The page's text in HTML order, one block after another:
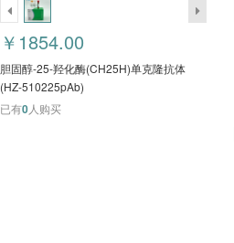
￥1854.00
胆固醇-25-羟化酶(CH25H)单克隆抗体
(HZ-510225pAb)
已有0人购买